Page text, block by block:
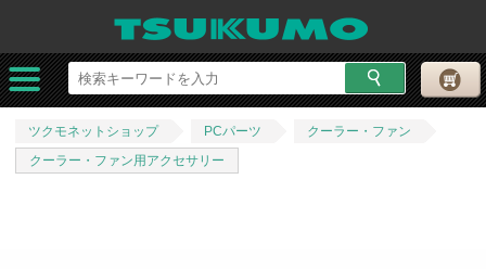
ツクモネットショップ PCパーツ
クーラー・ファン
クーラー・ファン用アクセサリー